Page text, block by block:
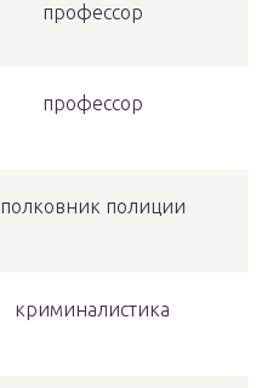
профессор
профессор
полковник полиции
криминалистика